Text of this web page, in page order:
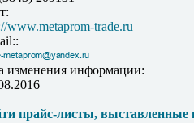
www.metaprom-trade.ru
изменения информации:
прайс-листы, выставленные